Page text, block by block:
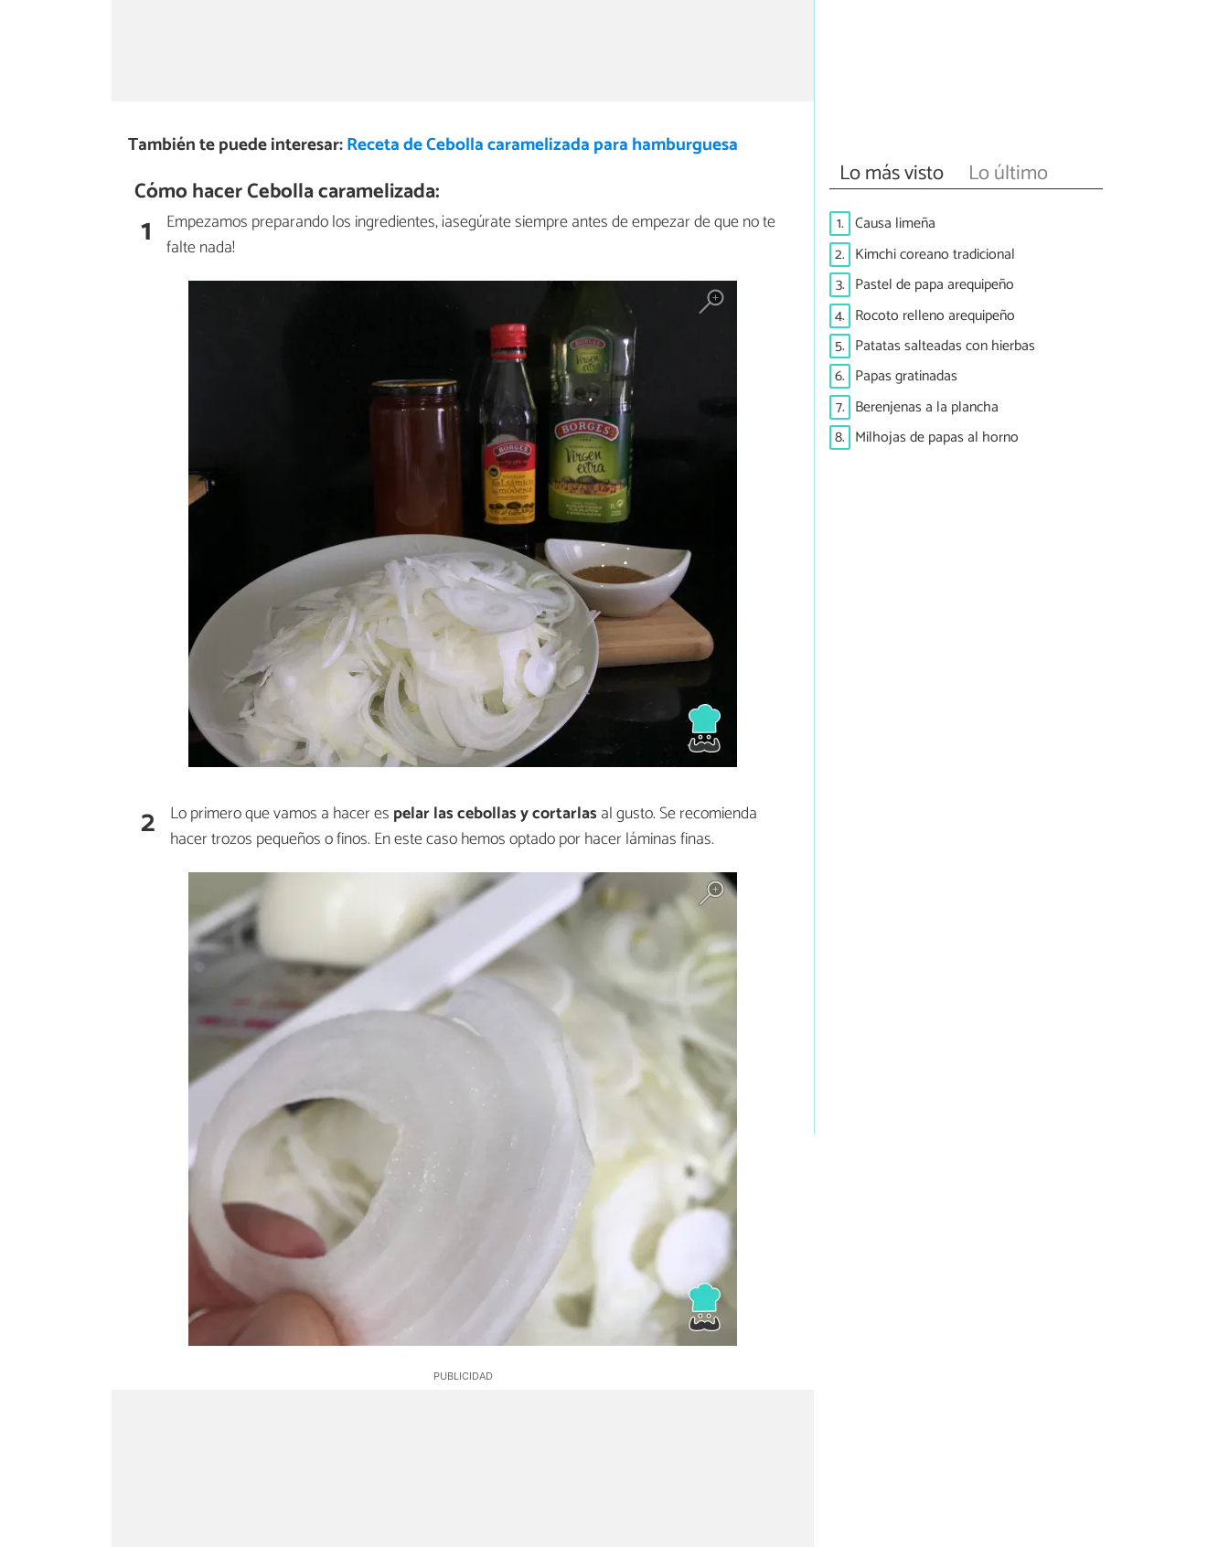
También te puede interesar:Receta de Cebolla caramelizada para hamburguesa
Cómo hacer Cebolla caramelizada:
1
Empezamos preparando los ingredientes, ¡asegúrate siempre antes de empezar de que no te
falte nada!
2 Lo primero que vamos a hacer es pelar las cebollas y cortarlas al gusto. Se recomienda
hacer trozos pequeños o finos. En este caso hemos optado por hacer láminas finas.
Lo más visto Lo último
1. Causa limeña
2. Kimchi coreano tradicional
3. Pastel de papa arequipeño
4. Rocoto relleno arequipeño
5. Patatas salteadas con hierbas
6. Papas gratinadas
7. Berenjenas a la plancha
8. Milhojas de papas al horno